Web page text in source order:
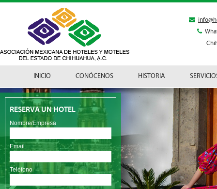
INICIO CONÓCENOS HISTORIA